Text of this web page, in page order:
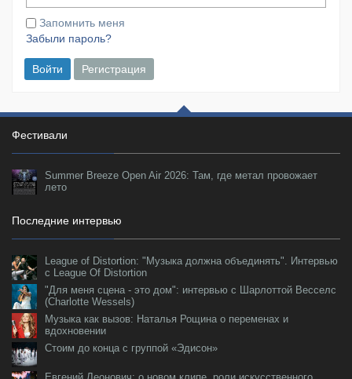
Запомнить меня
Забыли пароль?
Войти Регистрация
Фестивали
Summer Breeze Open Air 2026: Там, где метал провожает
лето
Последние интервью
League of Distortion: "Музыка должна объединять". Интервью
с League Of Distortion
"Для меня сцена - это дом": интервью с Шарлоттой Весселс
(Charlotte Wessels)
Музыка как вызов: Наталья Рощина о переменах и
вдохновении
Стоим до конца с группой «Эдисон»